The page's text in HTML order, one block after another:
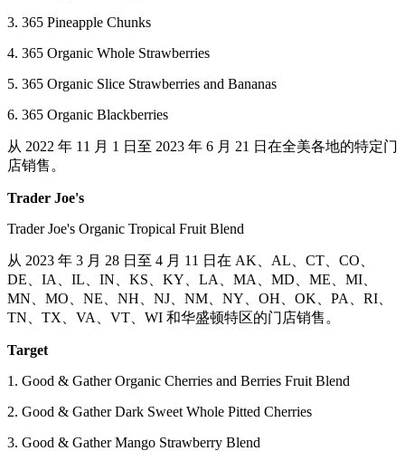
3. 365 Pineapple Chunks
4. 365 Organic Whole Strawberries
5. 365 Organic Slice Strawberries and Bananas
6. 365 Organic Blackberries
从 2022 年 11 月 1 日至 2023 年 6 月 21 日在全美各地的特定门
店销售。
Trader Joe's
Trader Joe's Organic Tropical Fruit Blend
从 2023 年 3 月 28 日至 4 月 11 日在 AK、AL、CT、CO、
DE、IA、IL、IN、KS、KY、LA、MA、MD、ME、MI、
MN、MO、NE、NH、NJ、NM、NY、OH、OK、PA、RI、
TN、TX、VA、VT、WI 和华盛顿特区的门店销售。
Target
1. Good & Gather Organic Cherries and Berries Fruit Blend
2. Good & Gather Dark Sweet Whole Pitted Cherries
3. Good & Gather Mango Strawberry Blend